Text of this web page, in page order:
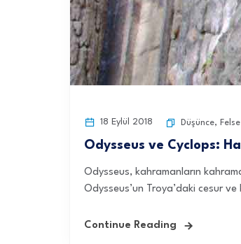
18 Eylül 2018 Düşünce,
Odysseus ve Cyclops:
Odysseus, kahramanların
Odysseus’un Troya’daki cesur
Continue Reading